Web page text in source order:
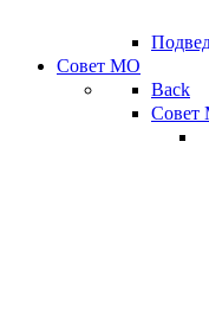
Совет МО
Back
Совет